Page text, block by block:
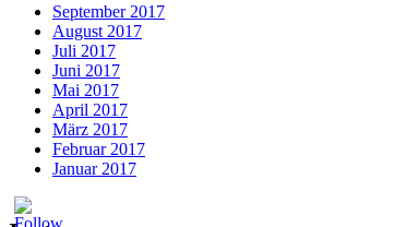
September 2017
August 2017
Juli 2017
Juni 2017
Mai 2017
April 2017
März 2017
Februar 2017
Januar 2017